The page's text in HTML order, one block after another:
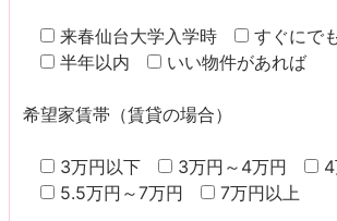
来春仙台大学入学時 すぐにで
半年以内
いい物件があれば
希望家賃帯（賃貸の場合）
3万円以下 3万円～4万円
5.5万円～7万円
7万円以上